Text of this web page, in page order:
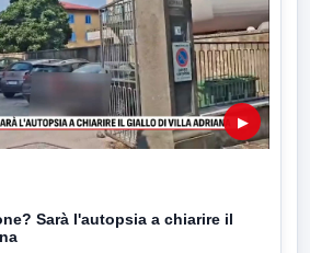
▶
Sarà l'autopsia a chiarire il